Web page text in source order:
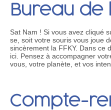
Bureau de
Sat Nam ! Si vous avez cliqué
se, soit votre souris vous joue
sincèrement la FFKY. Dans ce
ici. Pensez à accompagner
vous, votre planète, et vos
Compte-